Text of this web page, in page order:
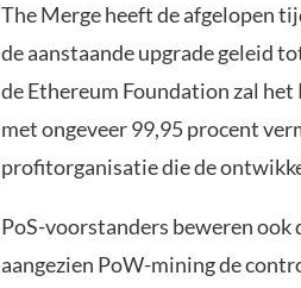
The Merge heeft de afgelopen
de aanstaande upgrade geleid
de Ethereum Foundation zal
met ongeveer 99,95 procent
profitorganisatie die de
PoS-voorstanders beweren
aangezien PoW-mining de